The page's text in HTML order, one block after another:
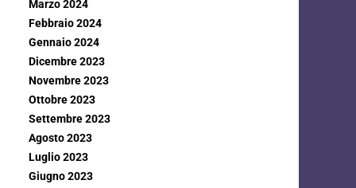
Marzo 2024
Febbraio 2024
Gennaio 2024
Dicembre 2023
Novembre 2023
Ottobre 2023
Settembre 2023
Agosto 2023
Luglio 2023
Giugno 2023